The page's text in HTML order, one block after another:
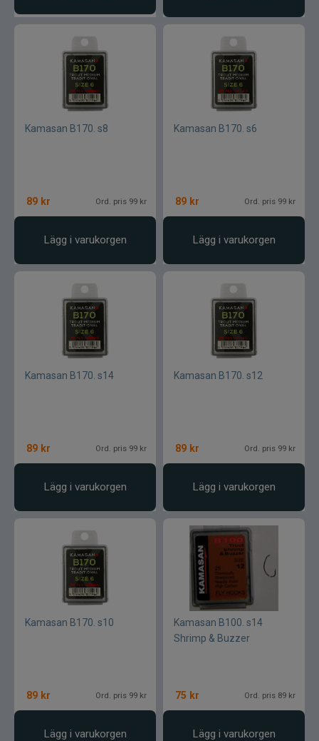
Kamasan B170. s8
89 kr Ord. pris 99 kr
Lägg i varukorgen
Kamasan B170. s6
89 kr Ord. pris 99 kr
Lägg i varukorgen
Kamasan B170. s14
89 kr Ord. pris 99 kr
Lägg i varukorgen
Kamasan B170. s12
89 kr Ord. pris 99 kr
Lägg i varukorgen
Kamasan B170. s10
89 kr Ord. pris 99 kr
Lägg i varukorgen
Kamasan B100. s14
Shrimp & Buzzer
75 kr Ord. pris 89 kr
Lägg i varukorgen